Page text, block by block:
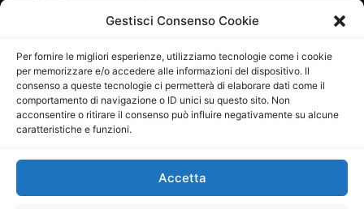
Gestisci Consenso Cookie
Per fornire le migliori esperienze, utilizziamo tecnologie come i cookie
per memorizzare e/o accedere alle informazioni del dispositivo. Il
consenso a queste tecnologie ci permetterà di elaborare dati come il
comportamento di navigazione o ID unici su questo sito. Non
acconsentire o ritirare il consenso può influire negativamente su alcune
caratteristiche e funzioni.
Accetta
29/09/2015
Direttore Editoriale: Maurizio Scaglione
Direttore Responsabile: Maria Calabrese
P.IVA: 06334930820
Mercurio Comunicazione Società Cooperativa a r.l. è